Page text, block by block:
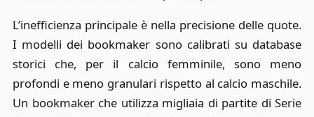
L’inefficienza principale è nella precisione delle quote.
I modelli dei bookmaker sono calibrati su database
storici che, per il calcio femminile, sono meno
profondi e meno granulari rispetto al calcio maschile.
Un bookmaker che utilizza migliaia di partite di Serie